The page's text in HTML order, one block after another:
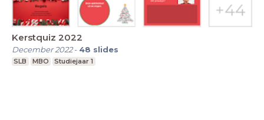
Kerstquiz 2022
December 2022- 48 slides
SLB MBO Studiejaar 1